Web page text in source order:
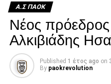
Α.Σ ΠΑΟΚ
Νέος
Αλκιβιάδης
Published 1 έτος ago on
By paokrevolution